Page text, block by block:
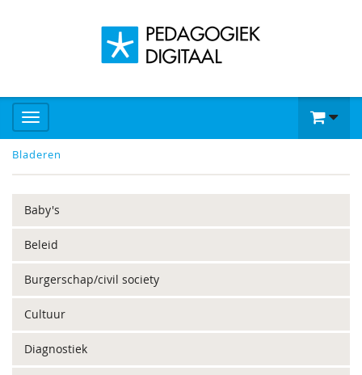
Bladeren
Baby's
Beleid
Burgerschap/civil society
Cultuur
Diagnostiek